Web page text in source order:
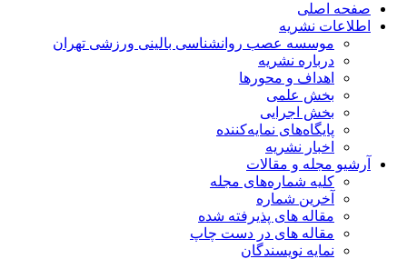
صفحه اصلی
اطلاعات نشریه
موسسه عصب روانشناسی بالینی ورزشی تهران
درباره نشریه
اهداف و محورها
بخش علمی
بخش اجرایی
‌پایگاه‌های نمایه‌کننده
اخبار نشریه
آرشیو مجله و مقالات
کلیه شماره‌های مجله
آخرین شماره
مقاله های پذیرفته شده
مقاله های در دست چاپ
نمایه نویسندگان